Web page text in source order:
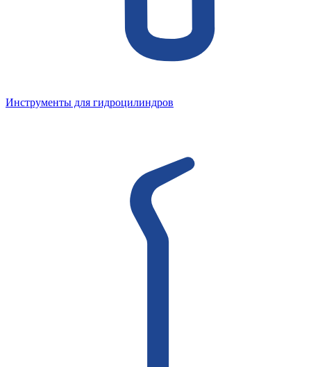
Инструменты для гидроцилиндров